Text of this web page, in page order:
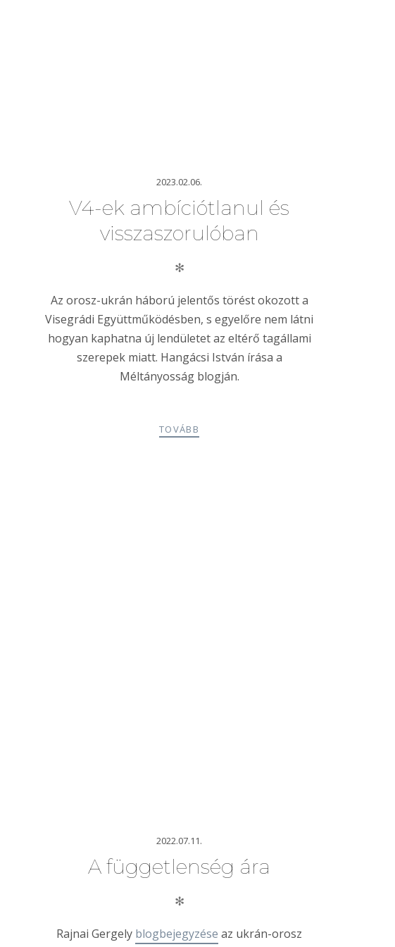
2023.02.06.
V4-ek ambíciótlanul és
visszaszorulóban
✻
Az orosz-ukrán háború jelentős törést okozott a
Visegrádi Együttműködésben, s egyelőre nem látni
hogyan kaphatna új lendületet az eltérő tagállami
szerepek miatt. Hangácsi István írása a
Méltányosság blogján.
TOVÁBB
2022.07.11.
A függetlenség ára
✻
Rajnai Gergely blogbejegyzése az ukrán-orosz